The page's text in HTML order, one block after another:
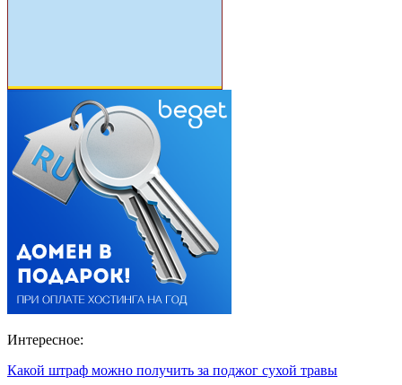
Интересное:
Какой штраф можно получить за поджог сухой травы